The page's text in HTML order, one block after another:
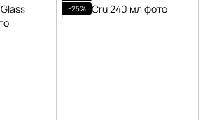
−25%